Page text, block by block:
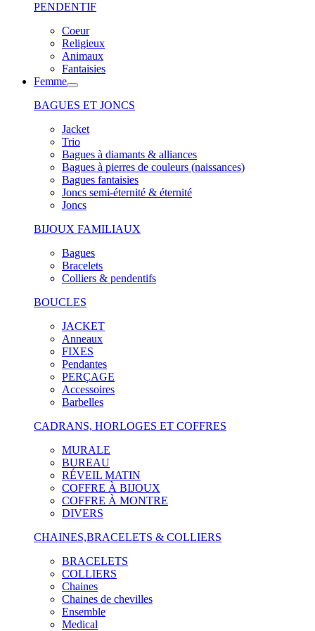
PENDENTIF
Coeur
Religieux
Animaux
Fantaisies
Femme
BAGUES ET JONCS
Jacket
Trio
Bagues à diamants & alliances
Bagues à pierres de couleurs (naissances)
Bagues fantaisies
Joncs semi-éternité & éternité
Joncs
BIJOUX FAMILIAUX
Bagues
Bracelets
Colliers & pendentifs
BOUCLES
JACKET
Anneaux
FIXES
Pendantes
PERÇAGE
Accessoires
Barbelles
CADRANS, HORLOGES ET COFFRES
MURALE
BUREAU
RÉVEIL MATIN
COFFRE À BIJOUX
COFFRE À MONTRE
DIVERS
CHAINES,BRACELETS & COLLIERS
BRACELETS
COLLIERS
Chaines
Chaines de chevilles
Ensemble
Medical